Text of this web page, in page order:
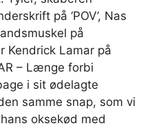
på ‘POV’, Nas
på
Kendrick Lamar på
– Længe forbi
i sit ødelagte
samme snap, som vi
oksekød med